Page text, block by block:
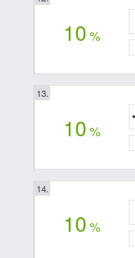
10%
10%
10%